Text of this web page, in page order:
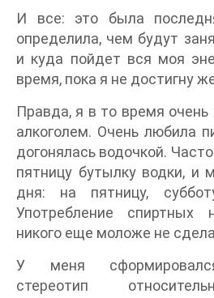
И все: это была
определила, чем будут
и куда пойдет вся моя
время, пока я не достигну
Правда, я в то время очень
алкоголем. Очень любила
догонялась водочкой.
пятницу бутылку водки, и
дня: на пятницу,
Употребление спиртных
никого еще моложе не
У меня
стереотип